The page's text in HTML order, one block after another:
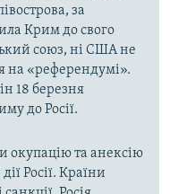
за
Крим до свого
союз, ні США не
на «референдумі».
18 березня
до Росії.
окупацію та анексію
Росії. Країни